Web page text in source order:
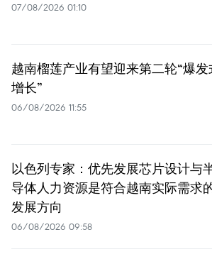
07/08/2026 01:10
越南榴莲产业有望迎来第二轮“爆发
增长”
06/08/2026 11:55
以色列专家：优先发展芯片设计与
导体人力资源是符合越南实际需求
发展方向
06/08/2026 09:58